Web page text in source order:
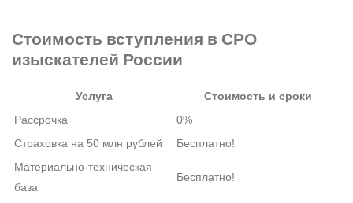
Стоимость вступления в СРО
изыскателей России
Услуга Стоимость и сроки
Рассрочка
0%
Страховка на 50 млн рублей
Бесплатно!
Материально-техническая
база
Бесплатно!